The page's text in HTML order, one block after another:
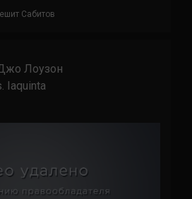
Сабитов
Лоузон
Iaquinta